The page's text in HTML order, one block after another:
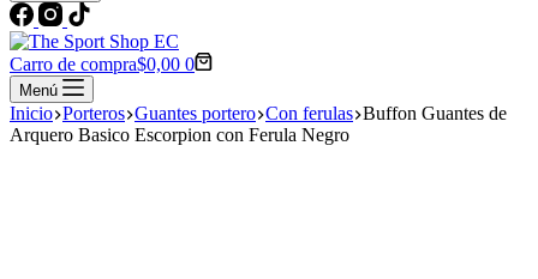
Carro de compra$0,00 0
Menú
Inicio Porteros Guantes portero Con ferulas Buffon Guantes de
Arquero Basico Escorpion con Ferula Negro